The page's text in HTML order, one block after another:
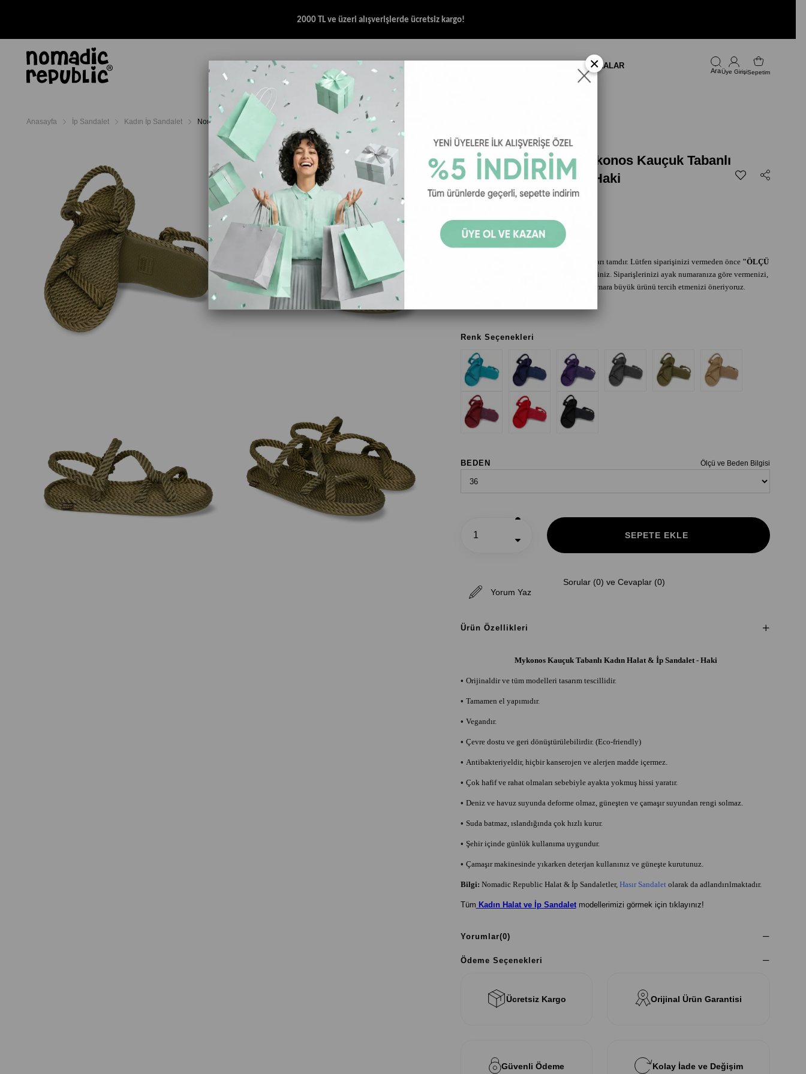
2000 TL ve üzeri alışverişlerde ücretsiz kargo!
AYAKKABI TERLİK & SANDALET AKSESUAR HALAT & İP SANDALET MARKALAR
Üye GirişiSepetim
Anasayfa İp Sandalet Kadın İp Sandalet Nomadic Republic Mykonos Kauçuk Tabanlı Kadın Halat Sandalet Haki
Nomadic Republic Mykonos Kauçuk Tabanlı
Kadın Halat Sandalet Haki
Nomadic Republic ip sandaletlerin kalıpları tamdır. Lütfen siparişinizi vermeden önce "ÖLÇÜ
tablosunu inceleyiniz. Siparişlerinizi ayak numaranıza göre vermenizi,
ayak numaranız buçuklu ise bir numara büyük ürünü tercih etmenizi öneriyoruz.
Renk Seçenekleri
Ölçü ve Beden Bilgisi
BEDEN
Yorum Yaz
Sorular (0) ve Cevaplar (0)
Ürün Özellikleri
Mykonos Kauçuk Tabanlı Kadın Halat & İp Sandalet - Haki
• Orijinaldir ve tüm modelleri tasarım tescillidir.
• Tamamen el yapımıdır.
• Vegandır.
• Çevre dostu ve geri dönüştürülebilirdir. (Eco-friendly)
• Antibakteriyeldir, hiçbir kanserojen ve alerjen madde içermez.
• Çok hafif ve rahat olmaları sebebiyle ayakta yokmuş hissi yaratır.
• Deniz ve havuz suyunda deforme olmaz, güneşten ve çamaşır suyundan rengi solmaz.
• Suda batmaz, ıslandığında çok hızlı kurur.
• Şehir içinde günlük kullanıma uygundur.
• Çamaşır makinesinde yıkarken deterjan kullanınız ve güneşte kurutunuz.
Bilgi: Nomadic Republic Halat & İp Sandaletler, Hasır Sandaletolarak da adlandırılmaktadır.
Tüm Kadın Halat ve İp Sandaletmodellerimizi görmek için tıklayınız!
Yorumlar(0)
Ödeme Seçenekleri
Ücretsiz Kargo Orijinal Ürün Garantisi
Güvenli Ödeme Kolay İade ve Değişim
×